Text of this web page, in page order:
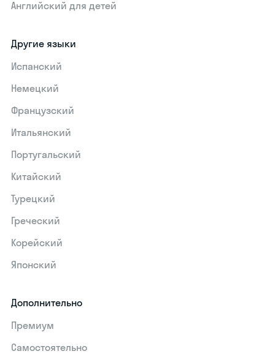
Английский для детей
Другие языки
Испанский
Немецкий
Французский
Итальянский
Португальский
Китайский
Турецкий
Греческий
Корейский
Японский
Дополнительно
Премиум
Самостоятельно